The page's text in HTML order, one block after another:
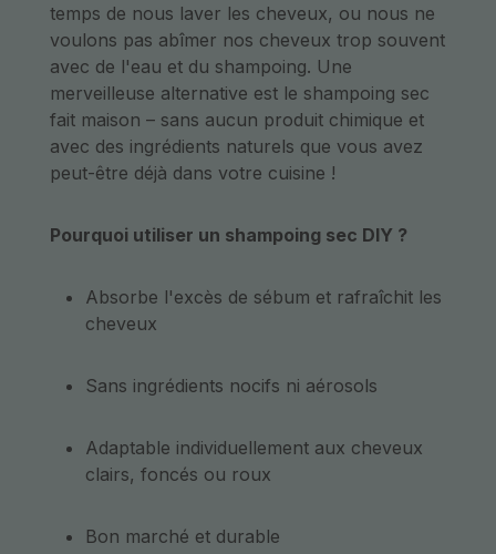
temps de nous laver les cheveux, ou nous ne
voulons pas abîmer nos cheveux trop souvent
avec de l'eau et du shampoing. Une
merveilleuse alternative est le shampoing sec
fait maison – sans aucun produit chimique et
avec des ingrédients naturels que vous avez
peut-être déjà dans votre cuisine !
Pourquoi utiliser un shampoing sec DIY ?
Absorbe l'excès de sébum et rafraîchit les
cheveux
Sans ingrédients nocifs ni aérosols
Adaptable individuellement aux cheveux
clairs, foncés ou roux
Bon marché et durable